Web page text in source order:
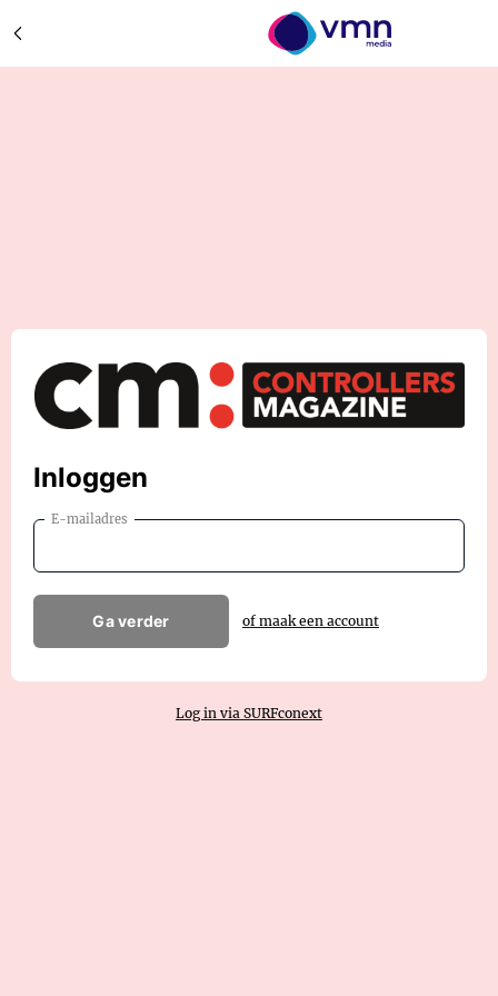
Inloggen
E-mailadres
Ga verder of maak een account
Log in via SURFconext